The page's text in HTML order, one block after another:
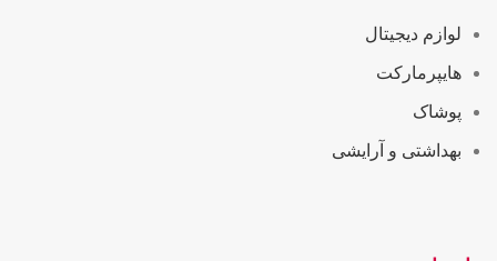
لوازم دیجیتال
هایپرمارکت
پوشاک
بهداشتی و آرایشی